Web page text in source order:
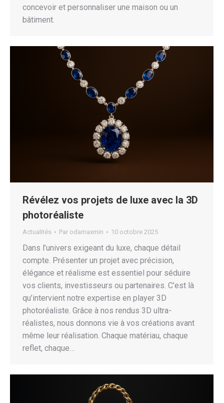
concevoir et personnaliser une maison ou un
bâtiment.
Révélez vos projets de luxe avec la 3D
photoréaliste
Actualités Par odamaxmin 10 octobre 2025
Dans l’univers exigeant du luxe, chaque détail
compte. Présenter un projet avec précision,
élégance et réalisme est essentiel pour séduire
vos clients, investisseurs ou partenaires. C’est là
qu’intervient notre expertise en player 3D
photoréaliste. Grâce à nos rendus 3D ultra-
réalistes, nous donnons vie à vos créations avant
même leur réalisation. Chaque matériau, chaque
reflet, chaque…